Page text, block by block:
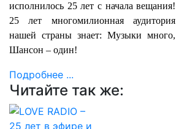
исполнилось 25 лет с начала вещания!
25 лет многомилионная аудитория
нашей страны знает: Музыки много,
Шансон – один!
Подробнее ...
Читайте так же: